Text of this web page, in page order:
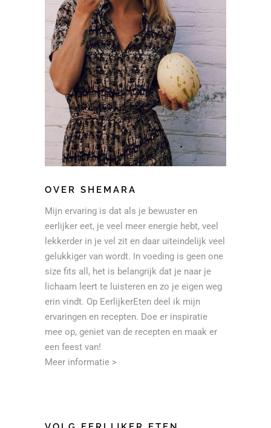
OVER SHEMARA
Mijn ervaring is dat als je bewuster en
eerlijker eet, je veel meer energie hebt, veel
lekkerder in je vel zit en daar uiteindelijk veel
gelukkiger van wordt. In voeding is geen one
size fits all, het is belangrijk dat je naar je
lichaam leert te luisteren en zo je eigen weg
erin vindt. Op EerlijkerEten deel ik mijn
ervaringen en recepten. Doe er inspiratie
mee op, geniet van de recepten en maak er
een feest van!
Meer informatie >